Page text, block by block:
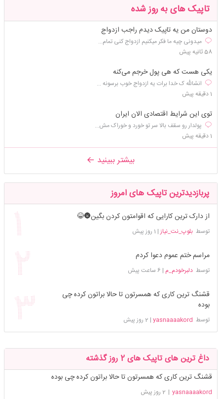
تاپیک های به روز شده
دوستان من یه تاپیک دیدم راجب ازدواج
میدونی چیه ما فکر میکنیم ازدواج کنی تمام...
58 ثانیه پیش
یکی هست که هی پول خرجم می‌کنه
انشالله ک خدا برات یه ازدواج خوب برسونه ...
1 دقیقه پیش
توی این شرایط اقتصادی الان ایران
پولدار رو سقف بالا سر تو خورد و خوراک مش...
1 دقیقه پیش
بیشتر ببینید
پربازدیدترین تاپیک های امروز
از دارک ترین کارایی که اقوامتون کردن بگین🌚😂
توسطبلوپ_نت_نیاز | 1 روز پیش
مراسم ختم عموم دعوا کردم
توسطدلبرخودم_م | 6 ساعت پیش
قشنگ ترین کاری که همسرتون تا حالا براتون کرده چی
بوده
توسط yasnaaaakord
| 2 روز پیش
داغ ترین های تاپیک های 2 روز گذشته
قشنگ ترین کاری که همسرتون تا حالا براتون کرده چی بوده
yasnaaaakord
| 2 روز پیش